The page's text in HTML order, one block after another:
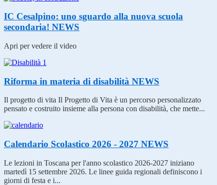
IC Cesalpino: uno sguardo alla nuova scuola
secondaria! NEWS
Apri per vedere il video
Riforma in materia di disabilità NEWS
Il progetto di vita Il Progetto di Vita è un percorso personalizzato
pensato e costruito insieme alla persona con disabilità, che mette...
Calendario Scolastico 2026 - 2027 NEWS
Le lezioni in Toscana per l'anno scolastico 2026-2027 iniziano
martedì 15 settembre 2026. Le linee guida regionali definiscono i
giorni di festa e i...